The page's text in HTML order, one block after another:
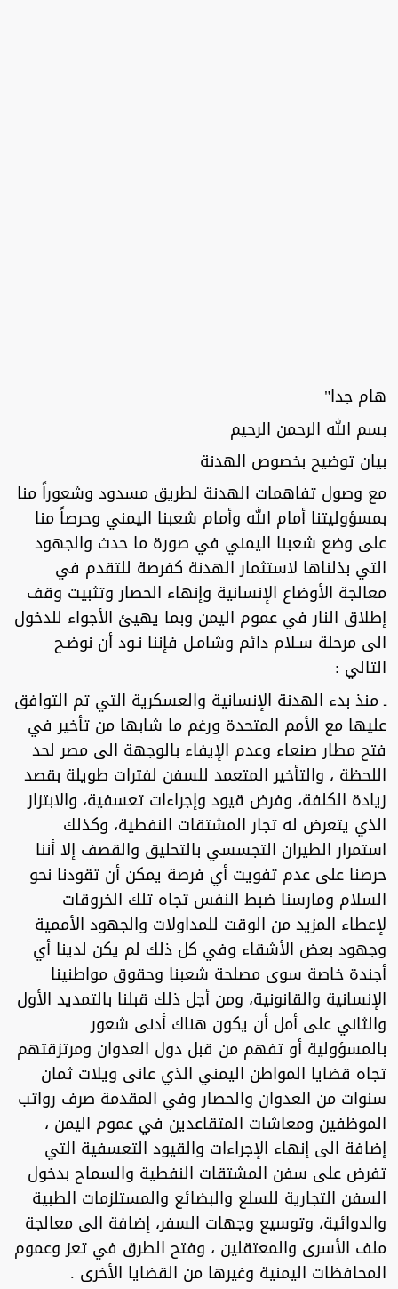
هام جدا"
بسم الله الرحمن الرحيم
بيان توضيح بخصوص الهدنة
مع وصول تفاهمات الهدنة لطريق مسدود وشعوراً منا
بمسؤوليتنا أمام الله وأمام شعبنا اليمني وحرصاً منا
على وضع شعبنا اليمني في صورة ما حدث والجهود
التي بذلناها لاستثمار الهدنة كفرصة للتقدم في
معالجة الأوضاع الإنسانية وإنهاء الحصار وتثبيت وقف
إطلاق النار في عموم اليمن وبما يهيئ الأجواء للدخول
الى مرحلة سـلام دائم وشامـل فإننا نـود أن نوضـح
التالي :
ـ منذ بدء الهدنة الإنسانية والعسكرية التي تم التوافق
عليها مع الأمم المتحدة ورغم ما شابها من تأخير في
فتح مطار صنعاء وعدم الإيفاء بالوجهة الى مصر لحد
اللحظة ، والتأخير المتعمد للسفن لفترات طويلة بقصد
زيادة الكلفة، وفرض قيود وإجراءات تعسفية، والابتزاز
الذي يتعرض له تجار المشتقات النفطية، وكذلك
استمرار الطيران التجسسي بالتحليق والقصف إلا أننا
حرصنا على عدم تفويت أي فرصة يمكن أن تقودنا نحو
السلام ومارسنا ضبط النفس تجاه تلك الخروقات
لإعطاء المزيد من الوقت للمداولات والجهود الأممية
وجهود بعض الأشقاء وفي كل ذلك لم يكن لدينا أي
أجندة خاصة سوى مصلحة شعبنا وحقوق مواطنينا
الإنسانية والقانونية، ومن أجل ذلك قبلنا بالتمديد الأول
والثاني على أمل أن يكون هناك أدنى شعور
بالمسؤولية أو تفهم من قبل دول العدوان ومرتزقتهم
تجاه قضايا المواطن اليمني الذي عانى ويلات ثمان
سنوات من العدوان والحصار وفي المقدمة صرف رواتب
الموظفين ومعاشات المتقاعدين في عموم اليمن ،
إضافة الى إنهاء الإجراءات والقيود التعسفية التي
تفرض على سفن المشتقات النفطية والسماح بدخول
السفن التجارية للسلع والبضائع والمستلزمات الطبية
والدوائية، وتوسيع وجهات السفر، إضافة الى معالجة
ملف الأسرى والمعتقلين ، وفتح الطرق في تعز وعموم
المحافظات اليمنية وغيرها من القضايا الأخرى .